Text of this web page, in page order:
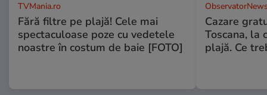
TVMania.ro
Fără filtre pe plajă! Cele mai
spectaculoase poze cu vedetele
noastre în costum de baie [FOTO]
Cazare
Toscana, la
plajă. Ce